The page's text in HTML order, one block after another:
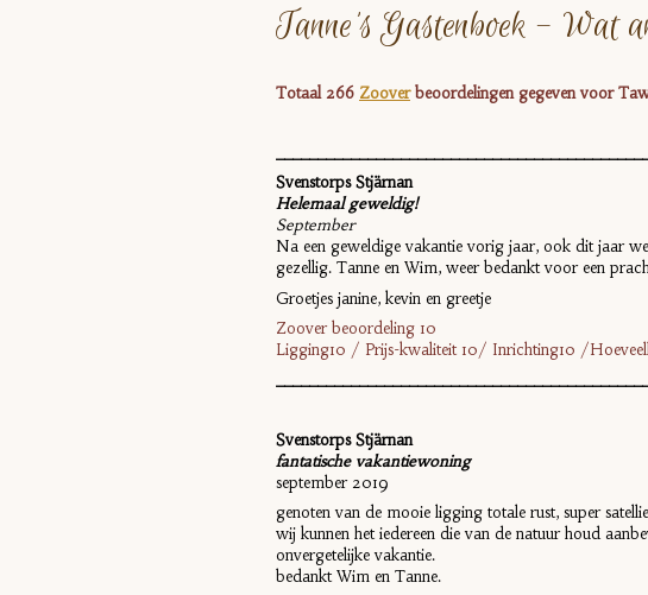
Tanne's Gastenboek - Wat
Totaal 266 Zooverbeoordelingen gegeven voor
Svenstorps Stjärnan
Helemaal geweldig!
September
Na een geweldige vakantie vorig jaar, ook dit jaar
gezellig. Tanne en Wim, weer bedankt voor een
Groetjes janine, kevin en greetje
Zoover beoordeling 10
Ligging10 / Prijs-kwaliteit 10/ Inrichting10 /
Svenstorps Stjärnan
fantatische vakantiewoning
september 2019
genoten van de mooie ligging totale rust, super
wij kunnen het iedereen die van de natuur houd
onvergetelijke vakantie.
bedankt Wim en Tanne.